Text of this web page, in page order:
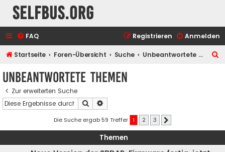
selfbus.org
FAQ Anmelden
Registrieren
Startseite Foren-Übersicht Suche Unbeantwortete Themen
Unbeantwortete Themen
Zur erweiterten Suche
Suche
Die Suche ergab 59 Treffer 1 2 3
Themen